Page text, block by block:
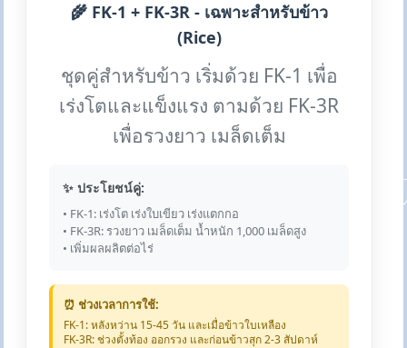
🌾 FK-1 + FK-3R - เฉพาะสำหรับข้าว
(Rice)
ชุดคู่สำหรับข้าว เริ่มด้วย FK-1 เพื่อ
เร่งโตและแข็งแรง ตามด้วย FK-3R
เพื่อรวงยาว เมล็ดเต็ม
✨ ประโยชน์คู่:
• FK-1: เร่งโต เร่งใบเขียว เร่งแตกกอ
• FK-3R: รวงยาว เมล็ดเต็ม น้ำหนัก 1,000 เมล็ดสูง
• เพิ่มผลผลิตต่อไร่
⏰ ช่วงเวลาการใช้:
FK-1: หลังหว่าน 15-45 วัน และเมื่อข้าวใบเหลือง
FK-3R: ช่วงตั้งท้อง ออกรวง และก่อนข้าวสุก 2-3 สัปดาห์